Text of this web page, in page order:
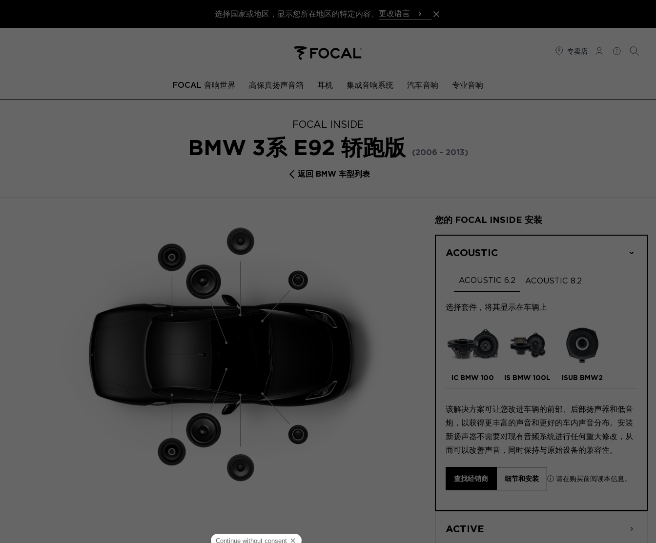
选择国家或地区，显示您所在地区的特定内容。 更改语言
专卖店
连接 帮助 搜索
FOCAL 音响世界 高保真扬声音箱 耳机 集成音响系统 汽车音响 专业音响
FOCAL INSIDE
BMW 3系 E92 轿跑版 (2006 - 2013)
返回 BMW 车型列表
您的 FOCAL INSIDE 安装
ACOUSTIC
ACOUSTIC 6.2 ACOUSTIC 8.2
选择套件，将其显示在车辆上
IC BMW 100 IS BMW 100L ISUB BMW2
该解决方案可让您改进车辆的前部、后部扬声器和低音
炮，以获得更丰富的声音和更好的车内声音分布。安装
新扬声器不需要对现有音频系统进行任何重大修改，从
而可以改善声音，同时保持与原始设备的兼容性。
查找经销商 细节和安装 ⓘ 请在购买前阅读本信息。
ACTIVE